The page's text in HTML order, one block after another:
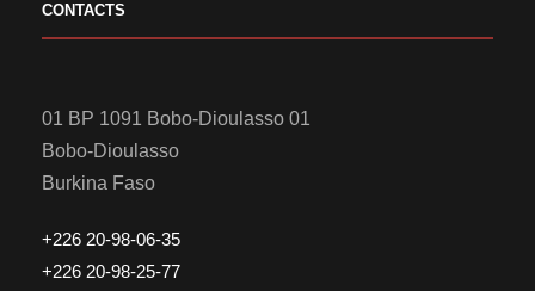
CONTACTS
01 BP 1091 Bobo-Dioulasso 01
Bobo-Dioulasso
Burkina Faso
+226 20-98-06-35
+226 20-98-25-77